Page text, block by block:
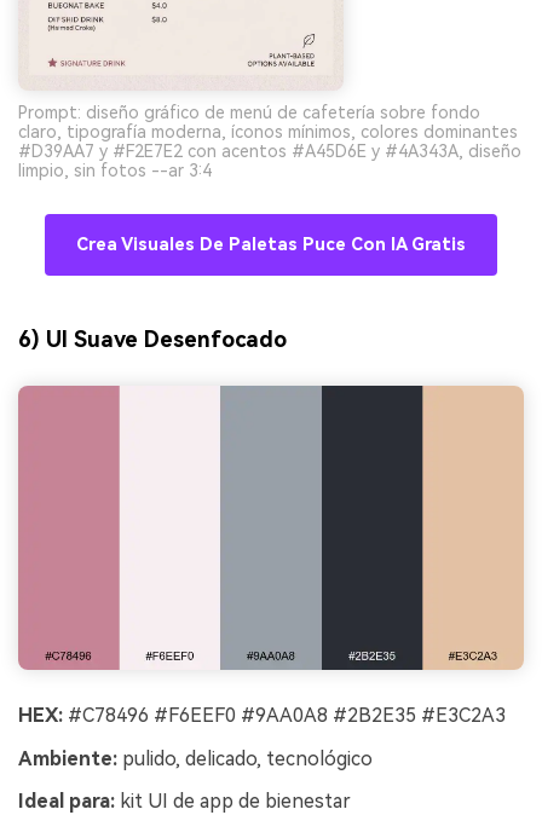
Prompt: diseño gráfico de menú de cafetería sobre fondo
claro, tipografía moderna, íconos mínimos, colores dominantes
#D39AA7 y #F2E7E2 con acentos #A45D6E y #4A343A, diseño
limpio, sin fotos --ar 3:4
Crea Visuales De Paletas Puce Con IA Gratis
6) UI Suave Desenfocado
HEX: #C78496 #F6EEF0 #9AA0A8 #2B2E35 #E3C2A3
Ambiente: pulido, delicado, tecnológico
Ideal para: kit UI de app de bienestar